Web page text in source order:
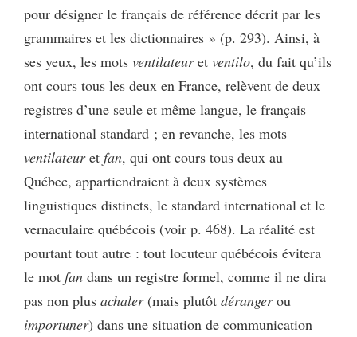
pour désigner le français de référence décrit par les
grammaires et les dictionnaires » (p. 293). Ainsi, à
ses yeux, les mots ventilateuret ventilo, du fait qu’ils
ont cours tous les deux en France, relèvent de deux
registres d’une seule et même langue, le français
international standard ; en revanche, les mots
ventilateuret fan, qui ont cours tous deux au
Québec, appartiendraient à deux systèmes
linguistiques distincts, le standard international et le
vernaculaire québécois (voir p. 468). La réalité est
pourtant tout autre : tout locuteur québécois évitera
le mot fan dans un registre formel, comme il ne dira
pas non plus achaler(mais plutôt dérangerou
importuner) dans une situation de communication